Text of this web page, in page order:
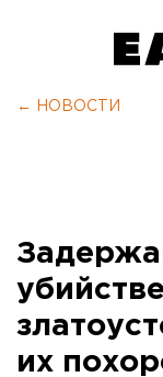
← НОВОСТИ
их